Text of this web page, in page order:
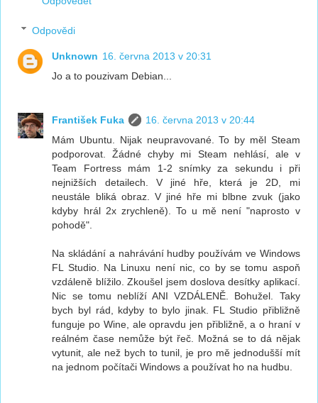
Odpovědi
Unknown 16. června 2013 v 20:31
Jo a to pouzivam Debian...
František Fuka
16. června 2013 v 20:44
Mám Ubuntu. Nijak neupravované. To by měl Steam
podporovat. Žádné chyby mi Steam nehlásí, ale v
Team Fortress mám 1-2 snímky za sekundu i při
nejnižších detailech. V jiné hře, která je 2D, mi
neustále bliká obraz. V jiné hře mi blbne zvuk (jako
kdyby hrál 2x zrychleně). To u mě není "naprosto v
pohodě".
Na skládání a nahrávání hudby používám ve Windows
FL Studio. Na Linuxu není nic, co by se tomu aspoň
vzdáleně blížilo. Zkoušel jsem doslova desítky aplikací.
Nic se tomu neblíží ANI VZDÁLENĚ. Bohužel. Taky
bych byl rád, kdyby to bylo jinak. FL Studio přibližně
funguje po Wine, ale opravdu jen přibližně, a o hraní v
reálném čase nemůže být řeč. Možná se to dá nějak
vytunit, ale než bych to tunil, je pro mě jednodušší mít
na jednom počítači Windows a používat ho na hudbu.